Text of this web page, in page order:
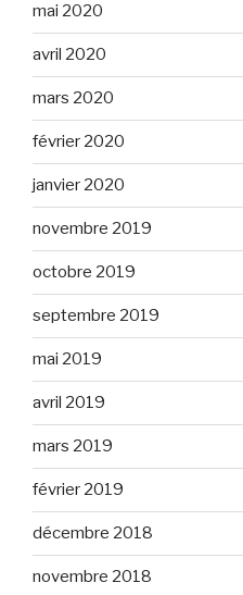
mai 2020
avril 2020
mars 2020
février 2020
janvier 2020
novembre 2019
octobre 2019
septembre 2019
mai 2019
avril 2019
mars 2019
février 2019
décembre 2018
novembre 2018